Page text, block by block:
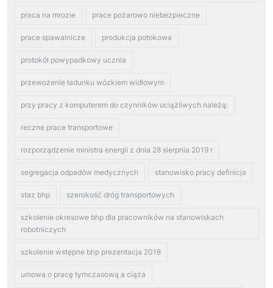
praca na mrozie prace pożarowo niebezpieczne
prace spawalnicze produkcja potokowa
protokół powypadkowy ucznia
przewożenie ładunku wózkiem widłowym
przy pracy z komputerem do czynników uciążliwych należą:
reczne prace transportowe
rozporządzenie ministra energii z dnia 28 sierpnia 2019 r
segregacja odpadów medycznych stanowisko pracy definicja
staz bhp szerokość dróg transportowych
szkolenie okresowe bhp dla pracowników na stanowiskach
robotniczych
szkolenie wstępne bhp prezentacja 2018
umowa o pracę tymczasową a ciąża